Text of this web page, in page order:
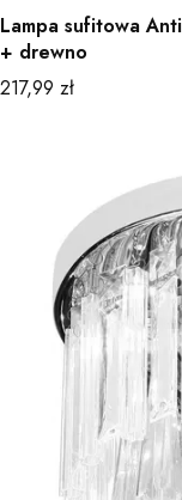
Lampa sufitowa
+ drewno
Cena
217,99 zł